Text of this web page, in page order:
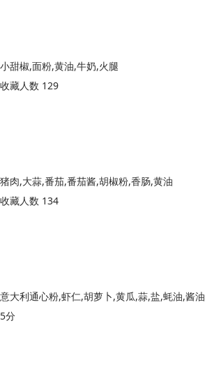
小甜椒,面粉,黄油,牛奶,火腿
收藏人数 129
猪肉,大蒜,番茄,番茄酱,胡椒粉,香肠,黄油
收藏人数 134
意大利通心粉,虾仁,胡萝卜,黄瓜,蒜,盐,蚝油,酱油
5分